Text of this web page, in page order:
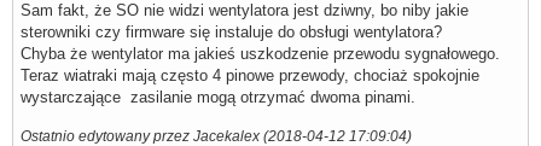
Sam fakt, że SO nie widzi wentylatora jest dziwny, bo niby jakie
sterowniki czy firmware się instaluje do obsługi wentylatora?
Chyba że wentylator ma jakieś uszkodzenie przewodu sygnałowego.
Teraz wiatraki mają często 4 pinowe przewody, chociaż spokojnie
wystarczające zasilanie mogą otrzymać dwoma pinami.
Ostatnio edytowany przez Jacekalex (2018-04-12 17:09:04)